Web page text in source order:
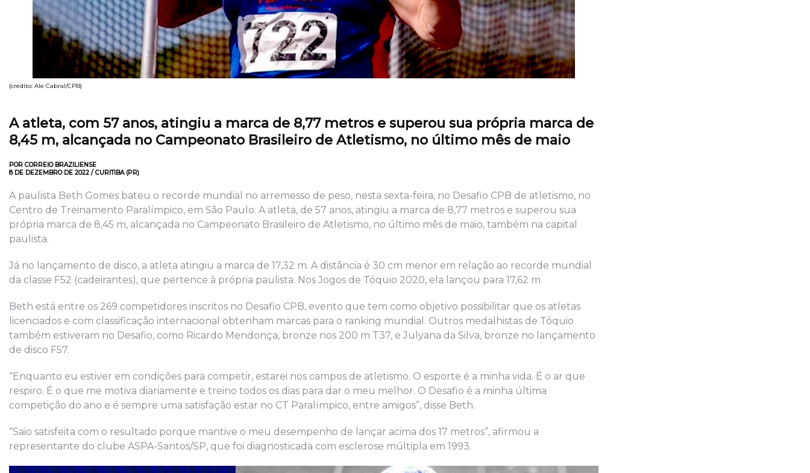
(crédito: Ale Cabral/CPB)
A atleta, com 57 anos, atingiu a marca de 8,77 metros e superou sua própria marca de
8,45 m, alcançada no Campeonato Brasileiro de Atletismo, no último mês de maio
POR CORREIO BRAZILIENSE
8 DE DEZEMBRO DE 2022 / CURITIBA (PR)
A paulista Beth Gomes bateu o recorde mundial no arremesso de peso, nesta sexta-feira, no Desafio CPB de atletismo, no
Centro de Treinamento Paralímpico, em São Paulo. A atleta, de 57 anos, atingiu a marca de 8,77 metros e superou sua
própria marca de 8,45 m, alcançada no Campeonato Brasileiro de Atletismo, no último mês de maio, também na capital
paulista.
Já no lançamento de disco, a atleta atingiu a marca de 17,32 m. A distância é 30 cm menor em relação ao recorde mundial
da classe F52 (cadeirantes), que pertence à própria paulista. Nos Jogos de Tóquio 2020, ela lançou para 17,62 m.
Beth está entre os 269 competidores inscritos no Desafio CPB, evento que tem como objetivo possibilitar que os atletas
licenciados e com classificação internacional obtenham marcas para o ranking mundial. Outros medalhistas de Tóquio
também estiveram no Desafio, como Ricardo Mendonça, bronze nos 200 m T37, e Julyana da Silva, bronze no lançamento
de disco F57.
“Enquanto eu estiver em condições para competir, estarei nos campos de atletismo. O esporte é a minha vida. É o ar que
respiro. É o que me motiva diariamente e treino todos os dias para dar o meu melhor. O Desafio é a minha última
competição do ano e é sempre uma satisfação estar no CT Paralímpico, entre amigos”, disse Beth.
“Saio satisfeita com o resultado porque mantive o meu desempenho de lançar acima dos 17 metros”, afirmou a
representante do clube ASPA-Santos/SP, que foi diagnosticada com esclerose múltipla em 1993.